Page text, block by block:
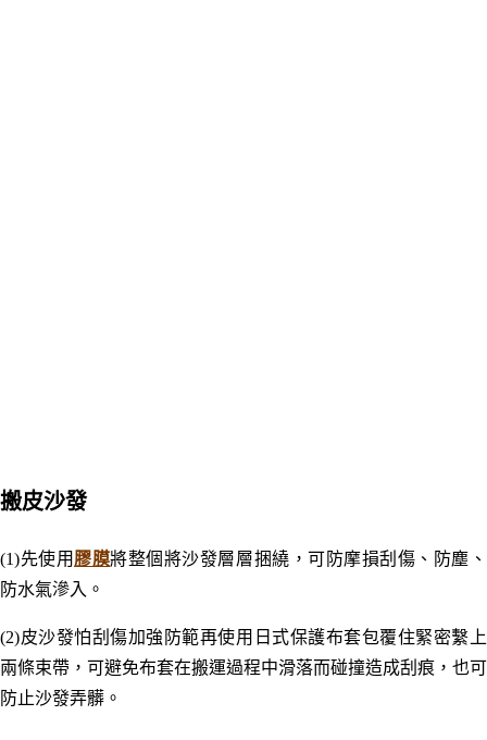
搬皮沙發
(1)先使用 膠膜將整個將沙發層層捆繞，可防摩損刮傷、防塵 、
防水氣滲入。
(2)皮沙發怕刮傷加強防範再使用日式保護布套包覆住緊密繫上
兩條束帶，可避免布套在搬運過程中滑落而碰撞造成刮痕，也可
防止沙發弄髒。